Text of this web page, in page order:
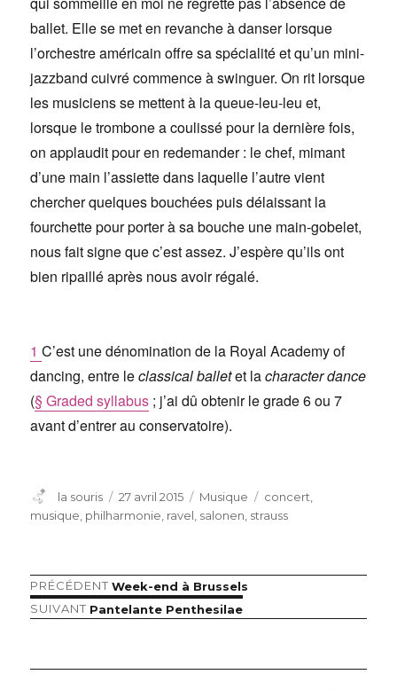
ballet. Elle se met en revanche à danser lorsque
l’orchestre américain offre sa spécialité et qu’un mini-
jazzband cuivré commence à swinguer. On rit lorsque
les musiciens se mettent à la queue-leu-leu et,
lorsque le trombone a coulissé pour la dernière fois,
on applaudit pour en redemander : le chef, mimant
d’une main l’assiette dans laquelle l’autre vient
chercher quelques bouchées puis délaissant la
fourchette pour porter à sa bouche une main-gobelet,
nous fait signe que c’est assez. J’espère qu’ils ont
bien ripaillé après nous avoir régalé.
1C’est une dénomination de la Royal Academy of
dancing, entre leclassical balletet lacharacter dance
(§ Graded syllabus ; j’ai dû obtenir le grade 6 ou 7
avant d’entrer au conservatoire).
Auteur
la souris
Publié
le
27 avril 2015 Catégories
Musique Étiquettes
concert,
musique, philharmonie, ravel, salonen, strauss
Navigation
l’article
PRÉCÉDENT Article
précédent :
Week-end à Brussels
SUIVANT Article
Pantelante Penthesilae